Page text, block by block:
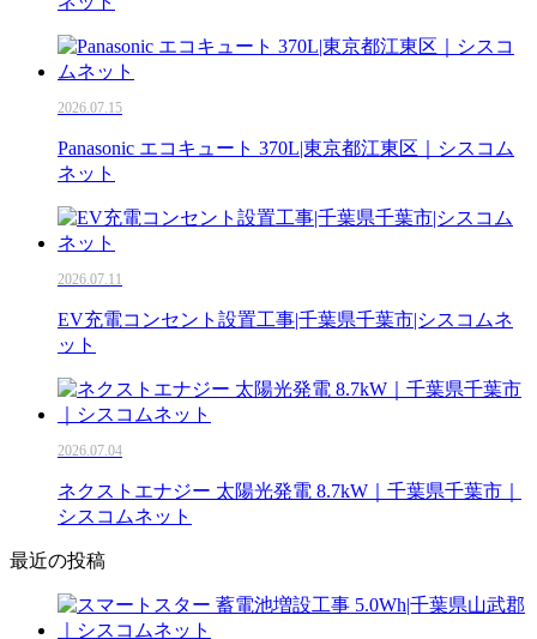
2026.07.15
Panasonic エコキュート 370L|東京都江東区｜シスコム
ネット
2026.07.11
EV充電コンセント設置工事|千葉県千葉市|シスコムネ
ット
2026.07.04
ネクストエナジー 太陽光発電 8.7kW｜千葉県千葉市｜
シスコムネット
最近の投稿